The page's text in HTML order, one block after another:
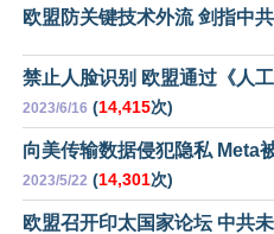
欧盟防关键技术外流 剑指中共
禁止人脸识别 欧盟通过《人
2023/6/16 (14,415次)
向美传输数据侵犯隐私 Meta
2023/5/22 (14,301次)
欧盟召开印太国家论坛 中共